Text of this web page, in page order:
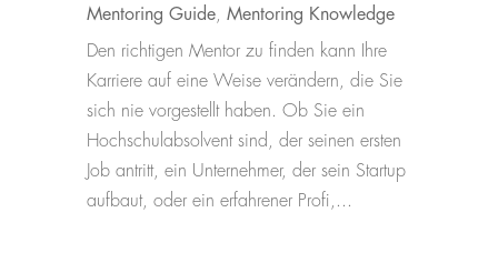
Mentoring Guide,Mentoring Knowledge
Den richtigen Mentor zu finden kann Ihre
Karriere auf eine Weise verändern, die Sie
sich nie vorgestellt haben. Ob Sie ein
Hochschulabsolvent sind, der seinen ersten
Job antritt, ein Unternehmer, der sein Startup
aufbaut, oder ein erfahrener Profi,...